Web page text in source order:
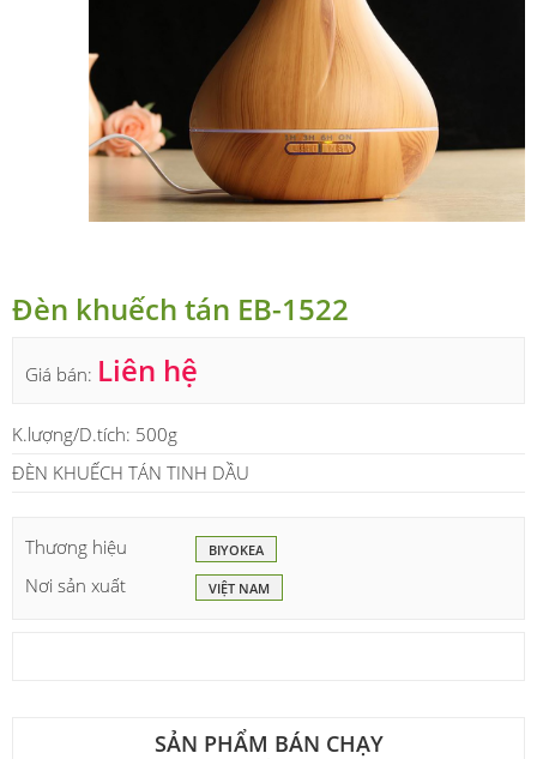
Đèn khuếch tán EB-1522
Giá bán: Liên hệ
K.lượng/D.tích: 500g
ĐÈN KHUẾCH TÁN TINH DẦU
Thương hiệu BIYOKEA
Nơi sản xuất VIỆT NAM
SẢN PHẨM BÁN CHẠY